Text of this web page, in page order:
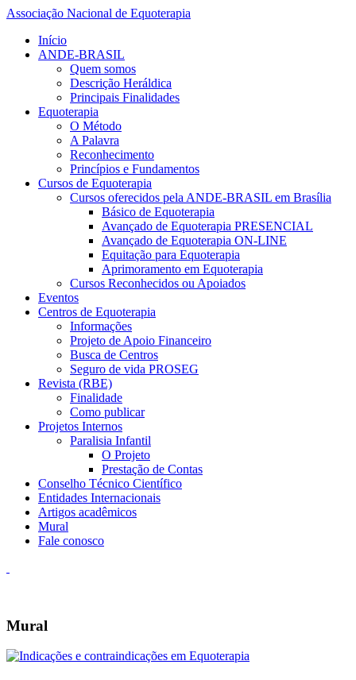
Associação Nacional de Equoterapia
Início
ANDE-BRASIL
Quem somos
Descrição Heráldica
Principais Finalidades
Equoterapia
O Método
A Palavra
Reconhecimento
Princípios e Fundamentos
Cursos de Equoterapia
Cursos oferecidos pela ANDE-BRASIL em Brasília
Básico de Equoterapia
Avançado de Equoterapia PRESENCIAL
Avançado de Equoterapia ON-LINE
Equitação para Equoterapia
Aprimoramento em Equoterapia
Cursos Reconhecidos ou Apoiados
Eventos
Centros de Equoterapia
Informações
Projeto de Apoio Financeiro
Busca de Centros
Seguro de vida PROSEG
Revista (RBE)
Finalidade
Como publicar
Projetos Internos
Paralisia Infantil
O Projeto
Prestação de Contas
Conselho Técnico Científico
Entidades Internacionais
Artigos acadêmicos
Mural
Fale conosco
Mural